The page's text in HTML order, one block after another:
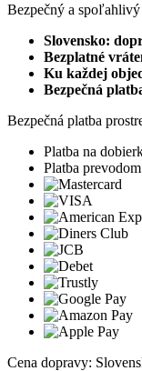
Bezpečný a
Slovensko:
Bezplatné
Ku každej
Bezpečná
Bezpečná platba
Platba na
Platba
Cena dopravy: